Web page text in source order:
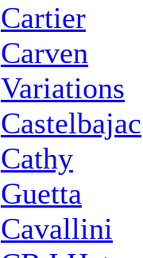
Cartier
Carven
Variations
Castelbajac
Cathy
Guetta
Cavallini